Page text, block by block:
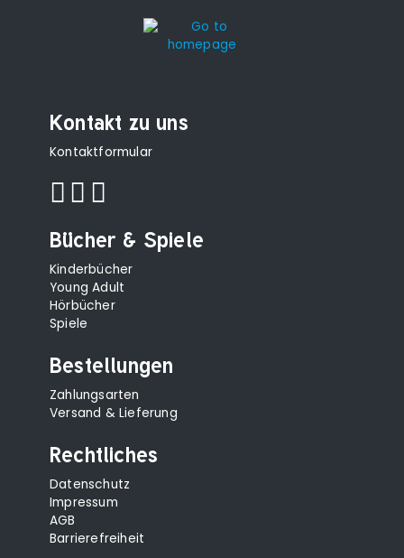
Kontakt zu uns
Kontaktformular
Bücher & Spiele
Kinderbücher
Young Adult
Hörbücher
Spiele
Bestellungen
Zahlungsarten
Versand & Lieferung
Rechtliches
Datenschutz
Impressum
AGB
Barrierefreiheit